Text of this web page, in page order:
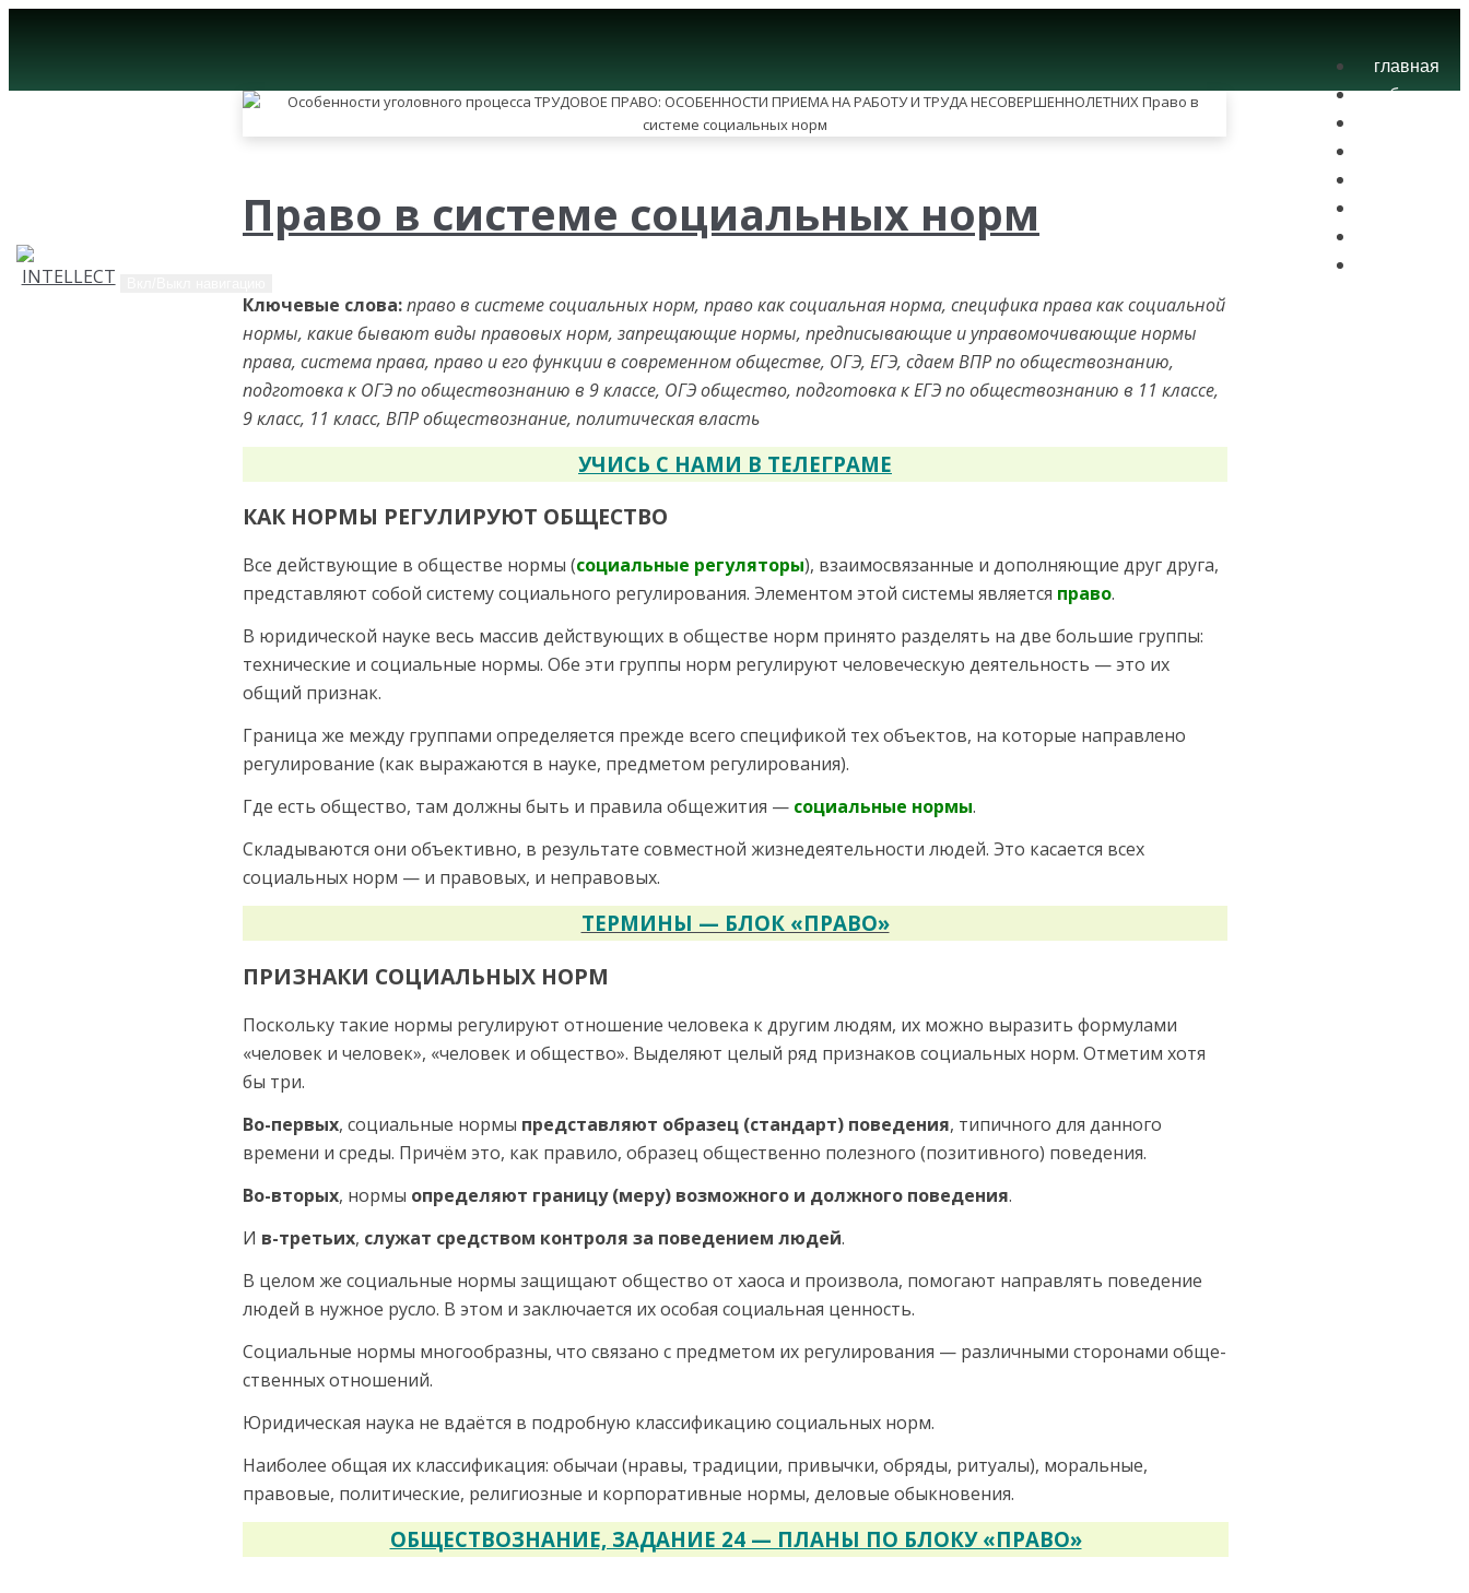
главная
блог
Право в системе социальных норм
Ключевые слова:право в системе социальных норм, право как социальная норма, специфика права как социальной
нормы, какие бывают виды правовых норм, запрещающие нормы, предписывающие и управомочивающие нормы
права, система права, право и его функции в современном обществе, ОГЭ, ЕГЭ, сдаем ВПР по обществознанию,
подготовка к ОГЭ по обществознанию в 9 классе, ОГЭ общество, подготовка к ЕГЭ по обществознанию в 11 классе,
9 класс, 11 класс, ВПР обществознание, политическая власть
УЧИСЬ С НАМИ В ТЕЛЕГРАМЕ
КАК НОРМЫ РЕГУЛИРУЮТ ОБЩЕСТВО
Все действующие в обществе нормы (социальные регу­ляторы), взаимосвязанные и дополняющие друг друга,
представляют собой систему социального регулирования. Элементом этой системы является право.
В юридической науке весь массив действующих в об­ществе норм принято разделять на две большие группы:
технические и социальные нормы. Обе эти группы норм регулируют человеческую деятельность — это их
общий признак.
Граница же между группами определяется прежде всего спецификой тех объектов, на которые на­правлено
регулирование (как выражаются в науке, пред­метом регулирования).
Где есть общество, там должны быть и правила обще­жития — социальные нормы.
Складываются они объек­тивно, в результате совместной жизнедеятельности людей. Это касается всех
социальных норм — и правовых, и не­правовых.
ТЕРМИНЫ — БЛОК «ПРАВО»
ПРИЗНАКИ СОЦИАЛЬНЫХ НОРМ
Поскольку такие нормы регулируют отношение человека к другим людям, их можно выразить формула­ми
«человек и человек», «человек и общество». Выделяют целый ряд признаков социальных норм. От­метим хотя
бы три.
Во-первых, социальные нормы пред­ставляют образец (стандарт) поведения, типичного для данного
времени и среды. Причём это, как правило, об­разец общественно полезного (позитивного) поведения.
Во-вторых, нормы определяют границу (меру) возможно­го и должного поведения.
И в-третьих, служат средством контроля за поведением людей.
В целом же социальные нормы защищают общество от хаоса и произвола, помо­гают направлять поведение
людей в нужное русло. В этом и заключается их особая социальная ценность.
Социальные нормы многообразны, что связано с пред­метом их регулирования — различными сторонами обще­
ственных отношений.
Юридическая наука не вдаётся в подробную классификацию социальных норм.
Наиболее общая их классификация: обычаи (нравы, традиции, при­вычки, обряды, ритуалы), моральные,
правовые, полити­ческие, религиозные и корпоративные нормы, деловые обыкновения.
ОБЩЕСТВОЗНАНИЕ, ЗАДАНИЕ 24 — ПЛАНЫ ПО БЛОКУ «ПРАВО»